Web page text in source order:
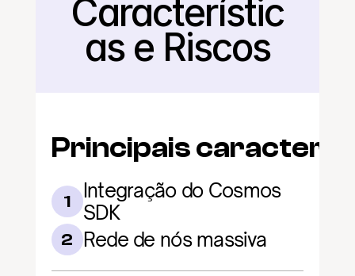
Voltar
Característic
as e Riscos
Principais
1
Integração do Cosmos
SDK
2 Rede de nós massiva